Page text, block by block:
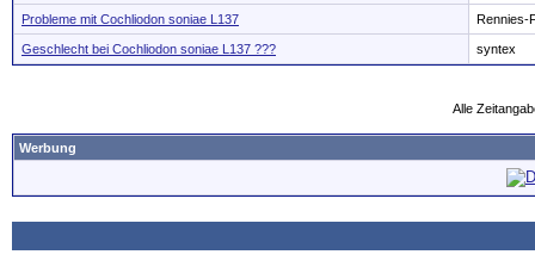
Probleme mit Cochliodon soniae L137 Rennies-
Geschlecht bei Cochliodon soniae L137 ??? syntex
Alle
Werbung